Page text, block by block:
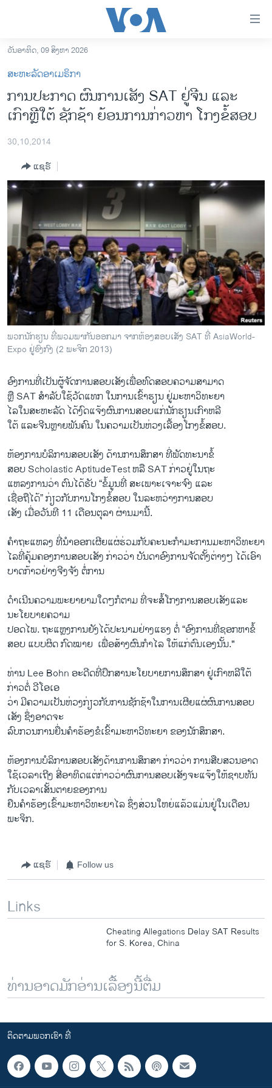
ເຂົ້າ
ຫາ
ຂ້າມ
ຂ້າມ
ຫາ
ອາເມຣິກາ
ການເລືອກຕັ້ງ ປະທານາທີບໍດີ ສະຫະລັດ 2024
ຂ່າວ​ຈີນ
ໂລກ
ເອເຊຍ
ອິດສະຫຼະພາບດ້ານການຂ່າວ
ຊີວິດຊາວລາວ
ຊຸມຊົນຊາວລາວ
ວິທະຍາສາດ-ເທັກໂນໂລຈີ
ທຸລະກິດ
ພາສາອັງກິດ
ວີດີໂອ
ລາຍການກະຈາຍສຽງ
ລາຍງານ
ຕິດຕາມພວກເຮົາ ທີ່
ພາສາຕ່າງໆ
ວັນອາທິດ, 09 ສິງຫາ 2026
ສະຫະລັດອາເມຣິກາ
ການປະກາດ ຜົນການເສັງ SAT ຢູ່ຈີນ ແລະ
ເກົາຫຼີໃຕ້ ຊັກຊ້າ ຍ້ອນການກ່າວຫາ ໂກງຂໍ້ສອບ
30,10,2014
ແຊຣ໌
ພວກນັກຮຽນ ທີ່ພວມພາກັນອອກມາ ຈາກຫ້ອງສອບເສັງ SAT ທີ່ AsiaWorld-
Expo ຢູ່ຮົງກົງ (2 ພະຈິກ 2013)
ອົງການ​ທີ່​ເປັນຜູ້ຈັດການ​ສອບ​ເສັງ​ເພື່ອທົດສອບຄວາມສາມາດ
ຫຼື SAT ສຳລັບໃຊ້ວັດແທກ ໃນການເຂົ້າຮຽນ ຢູ່ມະຫາວິທະຍາ​
ໄລ​ໃນສະຫະລັດ ​ໄດ້​ງົດແຈ້ງຜົນ​ການສອບ​ແກ່ນັກຮຽນ​ເກົາຫລີ
​ໃຕ້ ແລະ​ຈີນຫຼາຍ​ພັນ​ຄົນ ໃນຄວາມ​ເປັນ​ຫ່ວງ​ເລື້ອງ​ໂກງຂໍ້ສອບ.
ຫ້​ອງການບໍລິການສອບ​ເສັງ ດ້ານການສຶກສາ ທີ່​ພັດທະນາ​ຂໍ້​
ສອບ Scholastic AptitudeTest ຫລື SAT ກ່າວ​ຢູ່​ໃນ​ຖະ​
ແຫລ​ງການວ່າ ຕົນ​ໄດ້​ຮັບ “ຂໍ້ມູນທີ່ ສະ​ເພາະເຈາະຈົງ ແລະ
​ເຊື່ອ​ຖື​ໄດ້” ກ່ຽວ​ກັບ​ການ​ໂກງ​ຂໍ້ສອບ​ ​ໃນ​ລະຫວ່າງ​ການ​ສອບ
​ເສັງ​ ເມື່ອວັນ​ທີ 11 ​ເດືອນ​ຕຸລາ ​ຜ່ານ​ມາ​ນີ້.
ຄຳ​ຖ​ະແຫລ​ງ ​ທີ່ນຳອອກເຜີຍ​ແຜ່​ຮ່ວ​ມກັບຄະນະ​ກຳມະ​ການ​ມະຫາ​ວິທະຍາ​
ໄລທີ່​ຄຸ້ມຄອງ​ການສອບ​ເສັງ ກ່າວ​ວ່າ ບັນດາ​ອົງການ​ຈັດ​ຕັ້ງຕ່າງໆ ​ໄດ້​ເອົາ​
ບາດກ້າ​ວຢ່າງຈີ​ງຈັງ ​ຕໍ່ການ
ດຳເນີນຄວາມພະຍາຍາມໃດໆກໍຕາມ ທີ່ຈະສໍ້ໂກງການສອບເສັງແລະ
ນະໂຍບາຍຄວາມ
ປອດໄພ. ຖະແຫຼງການ​ຍັງ​ໄດ້​ປະນາມ​ຢ່າງ​ແຮງ ຕໍ່ “ອົງການ​ທີ່​ຊອກຫາ​ຂໍ້
ສອບ ແບບຜິດ ກົດໝາຍ ​ ເພື່ອສ້າງຜົນ​ກຳ​ໄລ ໃຫ້​ແກ່​ຕົນເອງນັ້ນ."
ທ່ານ Lee Bohn ອະດີດ​ທີ່​ປຶກສານະ​ໂຍບາຍ​ການ​ສຶກສາ ຢູ່​ເກົາຫລີໃຕ້
ກ່າວ​ຕໍ່ ວີ​ໂອ​ເອ
ວ່າ ມີ​ຄວາມ​ເປັນ​ຫ່ວງ​ກ່ຽວກັບການຊັກຊ້າໃນການ​ເຜີຍ​ແຜ່​ຜົນ​ການ​ສອບ​
ເສັງ ຊຶ່ງອາດຈະ​
ລົບ​ກວນການຍື່ນ​ຄຳຮ້ອງ​ຂໍ​ເຂົ້າມະຫາວິທະຍາ​ ຂອງ​ນັກ​ສຶກສາ.
ຫ້​ອງການບໍລິການສອບ​ເສັງດ້ານການສຶກສາ ກ່າວ​ວ່າ ການ​ສືບສວນ​ອາດ​
ໃຊ້ເວລາເຖີງ ສີ່ອາທິດແຕ່​ກ່າວ​ວ່າຜົນ​ການ​ສອບ​ເສັງ​ຈະ​ແຈ້ງໃຫ້ຊາບທັນ​
ກັບເວລາ​ເສັ້ນ​ຕາຍຂອງການ
ຍືນ​ຄຳ​ຮ້ອງ​ເຂົ້າ​ມະຫາວິທະຍາ​ໄລ ຊຶ່ງ​ສ່ວນ​ໃຫຍ່ແລ້ວແມ່ນຢູ່​ໃນ​ເດືອນ​
ພະຈິກ.
ແຊຣ໌ Follow us
Links
Cheating Allegations Delay SAT Results
for S. Korea, China
ທ່ານອາດມັກອ່ານເລື້ອງນີ້ຕື່ມ
ຕິດຕາມພວກເຮົາ ທີ່